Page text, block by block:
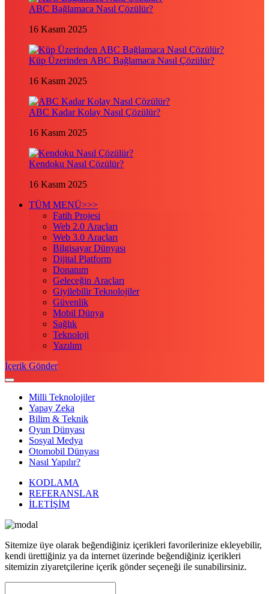
ABC Bağlamaca Nasıl Çözülür?
16 Kasım 2025
Küp Üzerinden ABC Bağlamaca Nasıl Çözülür?
16 Kasım 2025
ABC Kadar Kolay Nasıl Çözülür?
16 Kasım 2025
Kendoku Nasıl Çözülür?
16 Kasım 2025
TÜM MENÜ>>>
Fatih Projesi
Web 2.0 Araçları
Web 3.0 Araçları
Bilgisayar Dünyası
Dijital Platform
Donanım
Geleceğin Araçları
Giyilebilir Teknolojiler
Güvenlik
Mobil Dünya
Sağlık
Teknoloji
Yazılım
İçerik Gönder
Milli Teknolojiler
Yapay Zeka
Bilim & Teknik
Oyun Dünyası
Sosyal Medya
Otomobil Dünyası
Nasıl Yapılır?
KODLAMA
REFERANSLAR
İLETİŞİM
Sitemize üye olarak beğendiğiniz içerikleri favorilerinize ekleyebilir,
kendi ürettiğiniz ya da internet üzerinde beğendiğiniz içerikleri
sitemizin ziyaretçilerine içerik gönder seçeneği ile sunabilirsiniz.